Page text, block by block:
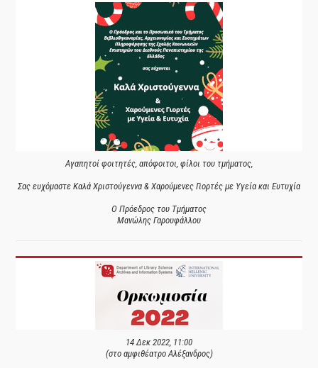
Αγαπητοί φοιτητές, απόφοιτοι, φίλοι του τμήματος,
Σας ευχόμαστε Καλά Χριστούγεννα & Χαρούμενες Γιορτές με Υγεία και Ευτυχία
Ο Πρόεδρος του Τμήματος
Μανώλης Γαρουφάλλου
14 Δεκ 2022, 11:00
(στο αμφιθέατρο Αλέξανδρος)